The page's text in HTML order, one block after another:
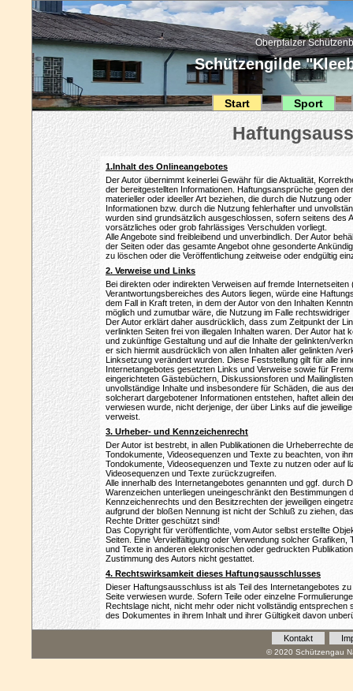
Oberpfälzer
Schützengilde
Start Sport
1.Inhalt des Onlineangebotes
Der Autor übernimmt keinerlei Gewähr für die Aktualität,
der bereitgestellten Informationen. Haftungsansprüche gegen
materieller oder ideeller Art beziehen, die durch die Nutzung
Informationen bzw. durch die Nutzung fehlerhafter und
wurden sind grundsätzlich ausgeschlossen, sofern seitens des
vorsätzliches oder grob fahrlässiges Verschulden vorliegt.
Alle Angebote sind freibleibend und unverbindlich. Der Autor
der Seiten oder das gesamte Angebot ohne gesonderte
zu löschen oder die Veröffentlichung zeitweise oder endgültig
2. Verweise und Links
Bei direkten oder indirekten Verweisen auf fremde
Verantwortungsbereiches des Autors liegen, würde eine
dem Fall in Kraft treten, in dem der Autor von den Inhalten
möglich und zumutbar wäre, die Nutzung im Falle
Der Autor erklärt daher ausdrücklich, dass zum Zeitpunkt der
verlinkten Seiten frei von illegalen Inhalten waren. Der Autor hat
und zukünftige Gestaltung und auf die Inhalte der gelinkten/
er sich hiermit ausdrücklich von allen Inhalten aller gelinkten /
Linksetzung verändert wurden. Diese Feststellung gilt für alle
Internetangebotes gesetzten Links und Verweise sowie für
eingerichteten Gästebüchern, Diskussionsforen und
unvollständige Inhalte und insbesondere für Schäden, die aus
solcherart dargebotener Informationen entstehen, haftet allein
verwiesen wurde, nicht derjenige, der über Links auf die
verweist.
3. Urheber- und Kennzeichenrecht
Der Autor ist bestrebt, in allen Publikationen die Urheberrechte
Tondokumente, Videosequenzen und Texte zu beachten, von
Tondokumente, Videosequenzen und Texte zu nutzen oder auf
Videosequenzen und Texte zurückzugreifen.
Alle innerhalb des Internetangebotes genannten und ggf. durch
Warenzeichen unterliegen uneingeschränkt den Bestimmungen
Kennzeichenrechts und den Besitzrechten der jeweiligen
aufgrund der bloßen Nennung ist nicht der Schluß zu ziehen,
Rechte Dritter geschützt sind!
Das Copyright für veröffentlichte, vom Autor selbst erstellte
Seiten. Eine Vervielfältigung oder Verwendung solcher Grafiken,
und Texte in anderen elektronischen oder gedruckten
Zustimmung des Autors nicht gestattet.
4. Rechtswirksamkeit dieses Haftungsausschlusses
Dieser Haftungsausschluss ist als Teil des Internetangebotes
Seite verwiesen wurde. Sofern Teile oder einzelne
Rechtslage nicht, nicht mehr oder nicht vollständig entsprechen
des Dokumentes in ihrem Inhalt und ihrer Gültigkeit davon
Kontakt
© 2020 Schützengau